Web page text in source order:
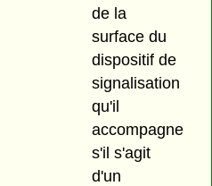
de la
surface du
dispositif de
signalisation
qu'il
accompagne
s'il s'agit
d'un